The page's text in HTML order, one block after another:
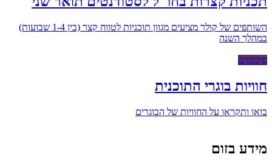
השותפים של קולר מציעים מגוון תוכניות לטווח קצר (בין 1-4 שבועות)
במהלך השנה
סיכומים
חוויות בוגרי התוכנית
בואו ותקראו על החוויות של הבוגרים
מידע בזום